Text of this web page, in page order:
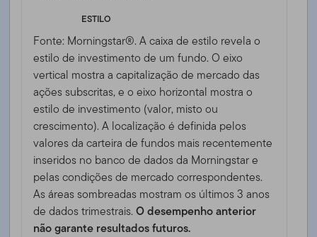
ESTILO
Fonte: Morningstar®. A caixa de estilo revela o
estilo de investimento de um fundo. O eixo
vertical mostra a capitalização de mercado das
ações subscritas, e o eixo horizontal mostra o
estilo de investimento (valor, misto ou
crescimento). A localização é definida pelos
valores da carteira de fundos mais recentemente
inseridos no banco de dados da Morningstar e
pelas condições de mercado correspondentes.
As áreas sombreadas mostram os últimos 3 anos
de dados trimestrais.O desempenho anterior
não garante resultados futuros.